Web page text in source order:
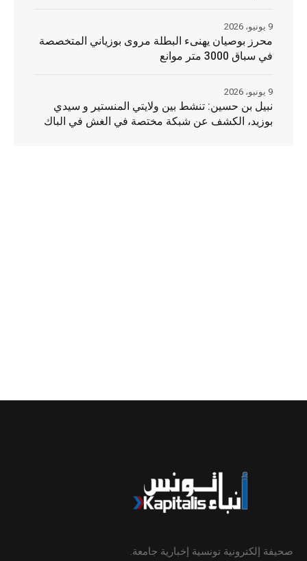
محرز بوصيان يهنىء البطلة مروى بوزياني المتخصصة
في سباق 3000 متر موانع
9 يونيو، 2026
نبيل بن حسين: تنشط بين ولايتي المنستير و سيدي
بوزيد، الكشف عن شبكة مختصة في الغش في الباك
9 يونيو، 2026
صحيفة إلكترونية تونسية إخبارية جامعة.